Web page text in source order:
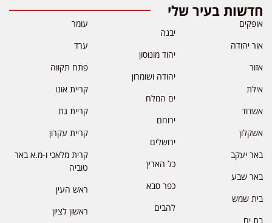
חדשות בעיר שלי
אופקים
אור יהודה
אזור
אילת
אשדוד
אשקלון
באר יעקב
באר שבע
בית שמש
בת ים
יבנה
יהוד מונוסון
יהודה ושומרון
ים המלח
ירוחם
ירושלים
כל הארץ
כפר סבא
להבים
עומר
ערד
פתח תקווה
קריית אונו
קריית גת
קריית עקרון
קרית מלאכי ו-מ.א באר
טוביה
ראש העין
ראשון לציון